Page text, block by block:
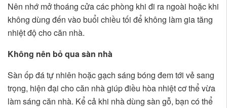
Nên nhớ mở thoáng cửa các phòng khi đi ra ngoài hoặc khi
không dùng đến vào buổi chiều tối để không làm gia tăng
nhiệt độ cho căn nhà.
Không nên bỏ qua sàn nhà
Sàn ốp đá tự nhiên hoặc gạch sáng bóng đem tới vẻ sang
trọng, hiện đại cho căn nhà giúp điều hòa nhiệt cơ thể vừa
làm sáng căn nhà. Kể cả khi nhà dùng sàn gỗ, bạn có thể